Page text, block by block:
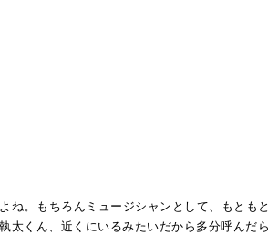
。もちろんミュージシャンとして、もとも
くん、近くにいるみたいだから多分呼ん